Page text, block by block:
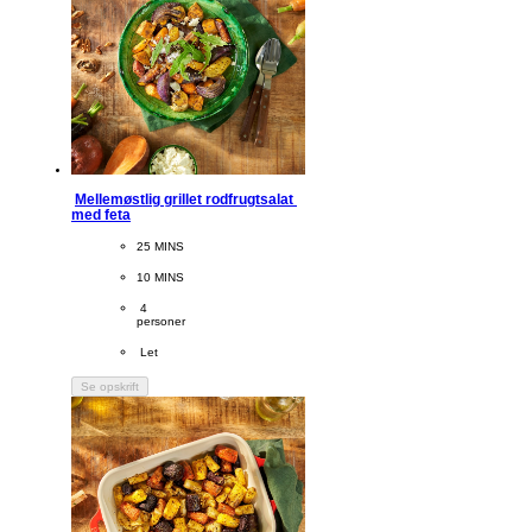
Mellemøstlig grillet rodfrugtsalat
med feta
CookingTime
25 MINS
PreparationTime
10 MINS
Servings
4
personer
Difficulty
Let
Se opskrift